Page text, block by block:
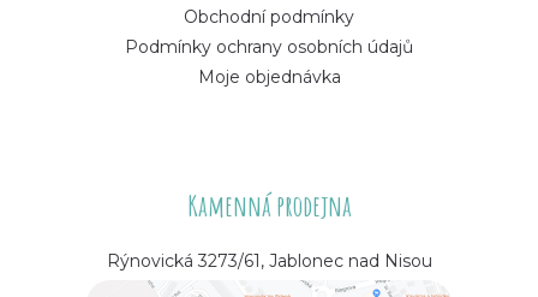
Obchodní podmínky
Podmínky ochrany osobních údajů
Moje objednávka
Kamenná prodejna
Rýnovická 3273/61, Jablonec nad Nisou